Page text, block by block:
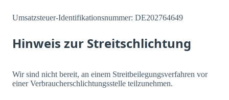
Umsatzsteuer-Identifikationsnummer: DE202764649
Hinweis zur Streitschlichtung
Wir sind nicht bereit, an einem Streitbeilegungsverfahren vor
einer Verbraucherschlichtungsstelle teilzunehmen.